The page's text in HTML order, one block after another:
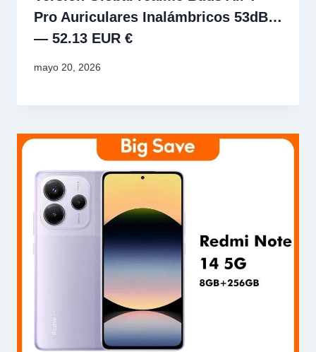
Pro Auriculares Inalámbricos 53dB…
— 52.13 EUR €
mayo 20, 2026